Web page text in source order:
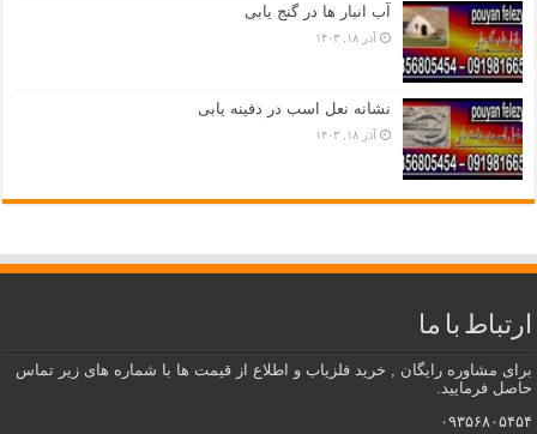
آب انبار ها در گنج یابی
آذر ۱۸, ۱۴۰۳
نشانه نعل اسب در دفینه یابی
آذر ۱۸, ۱۴۰۳
ارتباط با ما
برای مشاوره رایگان , خرید فلزیاب و اطلاع از قیمت ها با شماره های زیر تماس
حاصل فرمایید.
۰۹۳۵۶۸۰۵۴۵۴